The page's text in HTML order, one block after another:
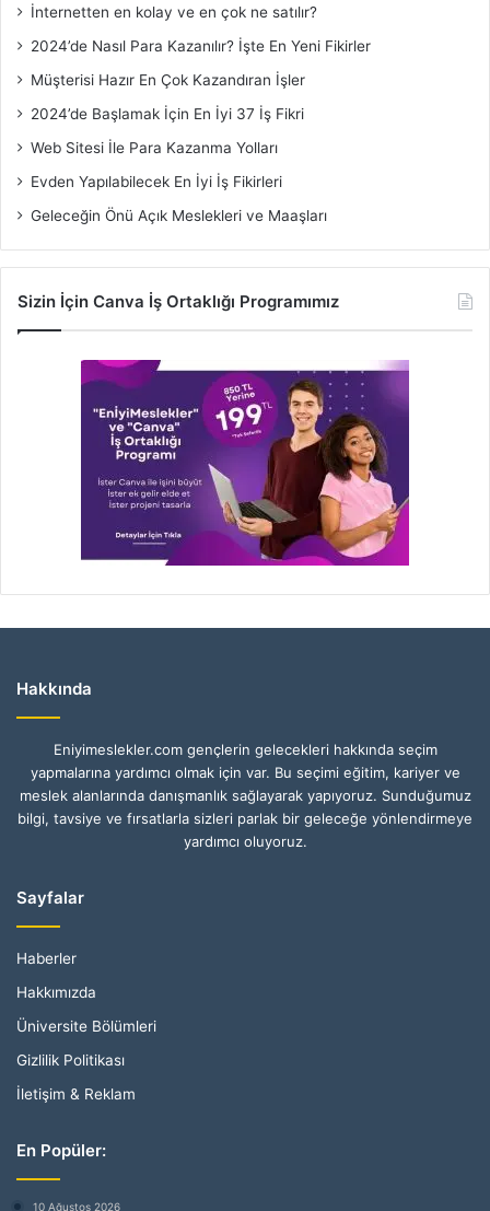
İnternetten en kolay ve en çok ne satılır?
2024’de Nasıl Para Kazanılır? İşte En Yeni Fikirler
Müşterisi Hazır En Çok Kazandıran İşler
2024’de Başlamak İçin En İyi 37 İş Fikri
Web Sitesi İle Para Kazanma Yolları
Evden Yapılabilecek En İyi İş Fikirleri
Geleceğin Önü Açık Meslekleri ve Maaşları
Sizin İçin Canva İş Ortaklığı Programımız
Hakkında
Eniyimeslekler.com gençlerin gelecekleri hakkında seçim
yapmalarına yardımcı olmak için var. Bu seçimi eğitim, kariyer ve
meslek alanlarında danışmanlık sağlayarak yapıyoruz. Sunduğumuz
bilgi, tavsiye ve fırsatlarla sizleri parlak bir geleceğe yönlendirmeye
yardımcı oluyoruz.
Sayfalar
Haberler
Hakkımızda
Üniversite Bölümleri
Gizlilik Politikası
İletişim & Reklam
En Popüler:
10 Ağustos 2026